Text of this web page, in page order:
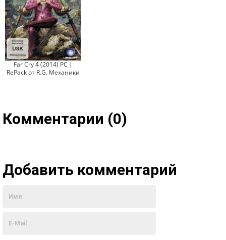
Far Cry 4 (2014) PC |
RePack от R.G. Механики
Комментарии (0)
Добавить комментарий